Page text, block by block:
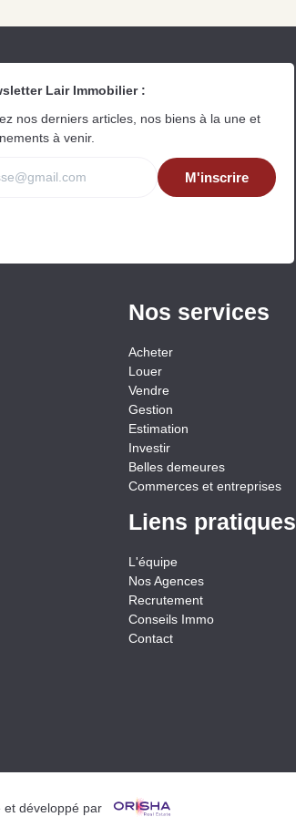
Lair Immobilier :
nos derniers articles, nos biens à la une et
à venir.
M'inscrire
Nos services
Acheter
Louer
Vendre
Gestion
Estimation
Investir
Belles demeures
Commerces et entreprises
Liens pratiques
L'équipe
Nos Agences
Recrutement
Conseils Immo
Contact
et développé par